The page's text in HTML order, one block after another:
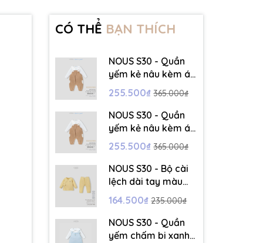
CÓ THỂ BẠN THÍCH
NOUS S30 - Quần
yếm kẻ nâu kèm áo
dài tay màu trắng -
3-6M - SS26.T5C
255.500₫ 365.000₫
NOUS S30 - Quần
yếm kẻ nâu kèm áo
dài tay màu trắng -
6-9M - SS26.T5C
255.500₫ 365.000₫
NOUS S30 - Bộ cài
lệch dài tay màu
vàng thêu trang trí
- 12-18M - SS26.T5C
164.500₫ 235.000₫
NOUS S30 - Quần
yếm chấm bi xanh